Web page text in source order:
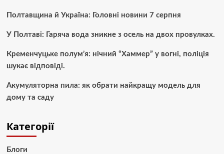
Полтавщина й Україна: Головні новини 7 серпня
У Полтаві: Гаряча вода зникне з осель на двох провулках.
Кременчуцьке полум’я: нічний “Хаммер” у вогні, поліція
шукає відповіді.
Акумуляторна пила: як обрати найкращу модель для
дому та саду
Категорії
Блоги